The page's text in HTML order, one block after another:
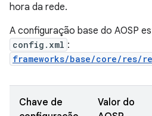
hora da rede.
A configuração base do AOSP
config.xml :
frameworks/base/core/res/
Chave de
Valor do